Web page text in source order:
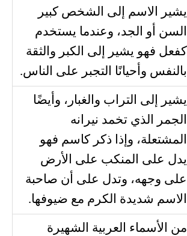
يشير الاسم إلى الشخص كبير
السن أو الجد، وعندما يستخدم
كفعل فهو يشير إلى الكبر والثقة
بالنفس وأحيانًا التجبر على الناس.
يشير إلى التراب والغبار، وأيضًا
الجمر الذي تخمد نيرانه
المشتعلة، وإذا ذكر كاسم فهو
يدل على المنكب على الأرض
على وجهه، وتدل على أن صاحبة
الاسم شديدة الكرم مع ضيوفها.
من الأسماء العربية الشهيرة